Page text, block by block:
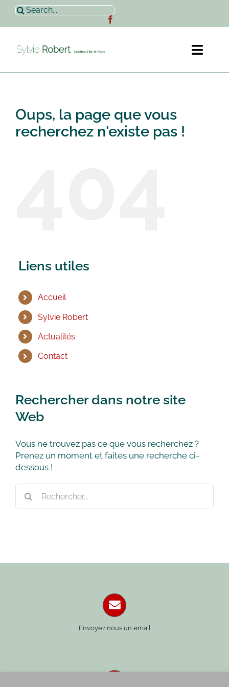
Passer
contenu
Rechercher:
Sylvie Robert
Oups, la page que vous
recherchez n'existe pas !
Liens utiles
Accueil
Sylvie Robert
Actualités
Contact
Rechercher dans notre site
Web
Vous ne trouvez pas ce que vous recherchez ?
Prenez un moment et faites une recherche ci-
dessous !
Envoyez nous un email